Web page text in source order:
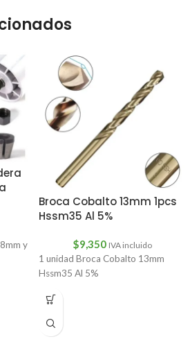
y
Broca Cobalto 13mm 1pcs
Hssm35 Al 5%
$9,350 IVA incluido
1 unidad Broca Cobalto 13mm
Hssm35 Al 5%